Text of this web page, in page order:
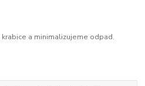
a minimalizujeme odpad.